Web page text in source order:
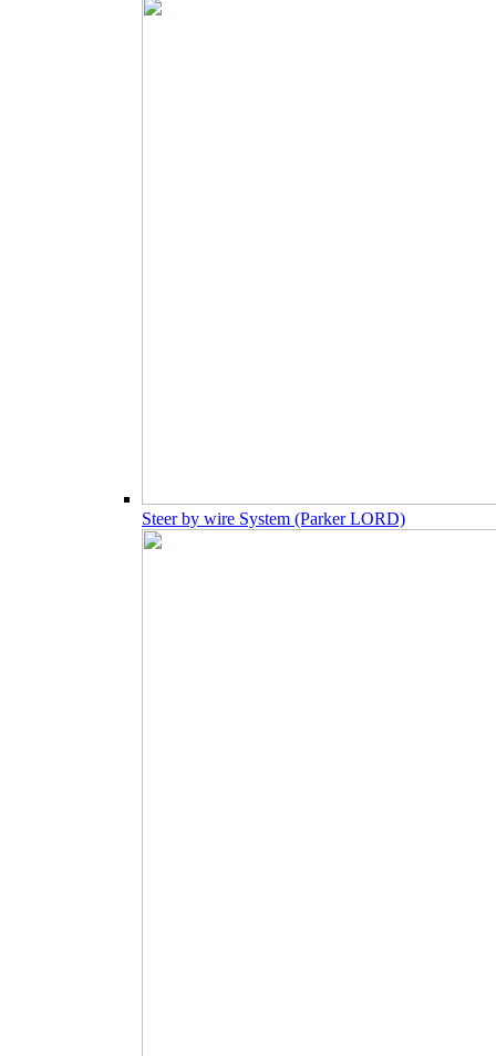
Steer by wire System (Parker LORD)